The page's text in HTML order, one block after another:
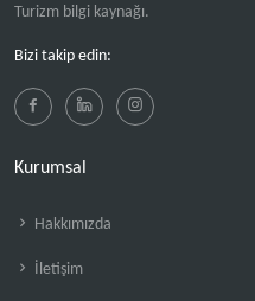
Turizm bilgi kaynağı.
Bizi takip edin:
Kurumsal
Hakkımızda
İletişim